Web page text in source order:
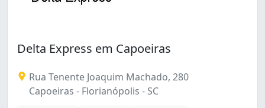
Delta Express em Capoeiras
Rua Tenente Joaquim Machado, 280
Capoeiras - Florianópolis - SC